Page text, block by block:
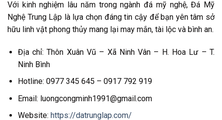
Với kinh nghiệm lâu năm trong ngành đá mỹ nghệ, Đá Mỹ
Nghệ Trung Lập là lựa chọn đáng tin cậy để bạn yên tâm sở
hữu linh vật phong thủy mang lại may mắn, tài lộc và bình an.
Địa chỉ: Thôn Xuân Vũ – Xã Ninh Vân – H. Hoa Lư – T.
Ninh Bình
Hotline: 0977 345 645 – 0917 792 919
Email: luongcongminh1991@gmail.com
Website: https://datrunglap.com/